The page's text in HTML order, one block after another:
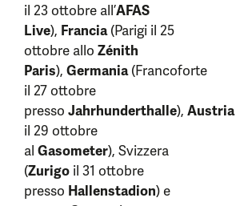
il 23 ottobre all’AFAS
Live), Francia(Parigi il 25
ottobre allo Zénith
Paris), Germania(Francoforte
il 27 ottobre
presso Jahrhunderthalle), Austria
il 29 ottobre
al Gasometer), Svizzera
(Zurigo il 31 ottobre
presso Hallenstadion) e